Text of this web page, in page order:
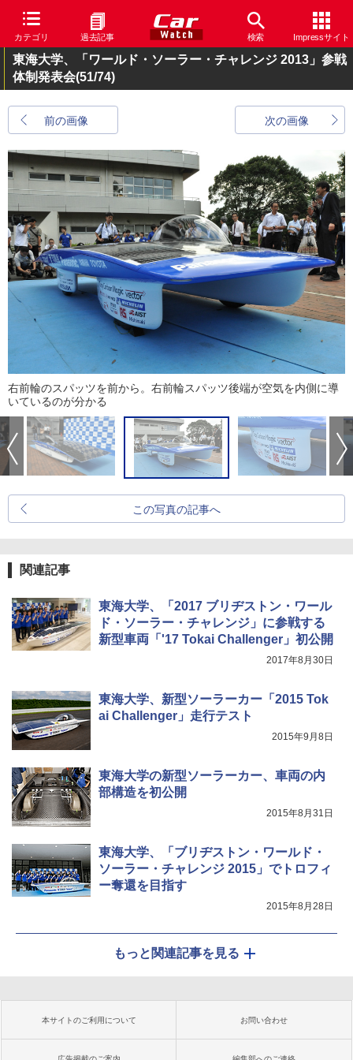
カテゴリ 過去記事 検索 Impressサイト
東海大学、「ワールド・ソーラー・チャレンジ 2013」参戦
体制発表会(51/74)
前の画像 次の画像
右前輪のスパッツを前から。右前輪スパッツ後端が空気を内側に導
いているのが分かる
この写真の記事へ
関連記事
東海大学、「2017 ブリヂストン・ワール
ド・ソーラー・チャレンジ」に参戦する
新型車両「'17 Tokai Challenger」初公開
2017年8月30日
東海大学、新型ソーラーカー「2015 Tok
ai Challenger」走行テスト
2015年9月8日
東海大学の新型ソーラーカー、車両の内
部構造を初公開
2015年8月31日
東海大学、「ブリヂストン・ワールド・
ソーラー・チャレンジ 2015」でトロフィ
ー奪還を目指す
2015年8月28日
もっと関連記事を見る
本サイトのご利用について お問い合わせ